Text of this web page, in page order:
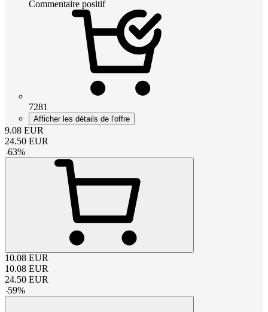
Commentaire positif
7281
Afficher les détails de l'offre
9.08 EUR
24.50 EUR
-63%
10.08 EUR
10.08 EUR
24.50 EUR
-59%